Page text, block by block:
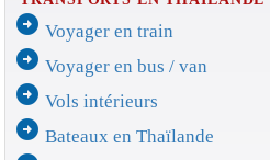
arrow_circle_right Voyager en train
arrow_circle_right Voyager en bus / van
arrow_circle_right Vols intérieurs
arrow_circle_right Bateaux en Thaïlande